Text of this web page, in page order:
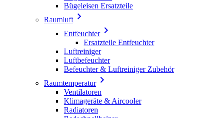
Bügeleisen Ersatzteile
Raumluft 
Entfeuchter
Ersatzteile Entfeuchter
Luftreiniger
Luftbefeuchter
Befeuchter & Luftreiniger Zubehör
Raumtemperatur
Ventilatoren
Klimageräte & Aircooler
Radiatoren